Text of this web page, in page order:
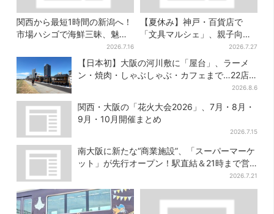
関西から最短1時間の新潟へ！
市場ハシゴで海鮮三昧、魅惑
の日本酒、発酵グルメも2026.7.16
【夏休み】神戸・百貨店で
「文具マルシェ」、親子向け
工作は自由研究にも！入場無
料で
2026.7.27
【日本初】大阪の河川敷に「屋台」、ラーメ
ン・焼肉・しゃぶしゃぶ・カフェまで…22店
2026.8.6
関西・大阪の「花火大会2026」、7月・8月・
9月・10月開催まとめ
2026.7.15
南大阪に新たな“商業施設”、「スーパーマーケ
ット」が先行オープン！駅直結＆21時まで営
2026.7.21